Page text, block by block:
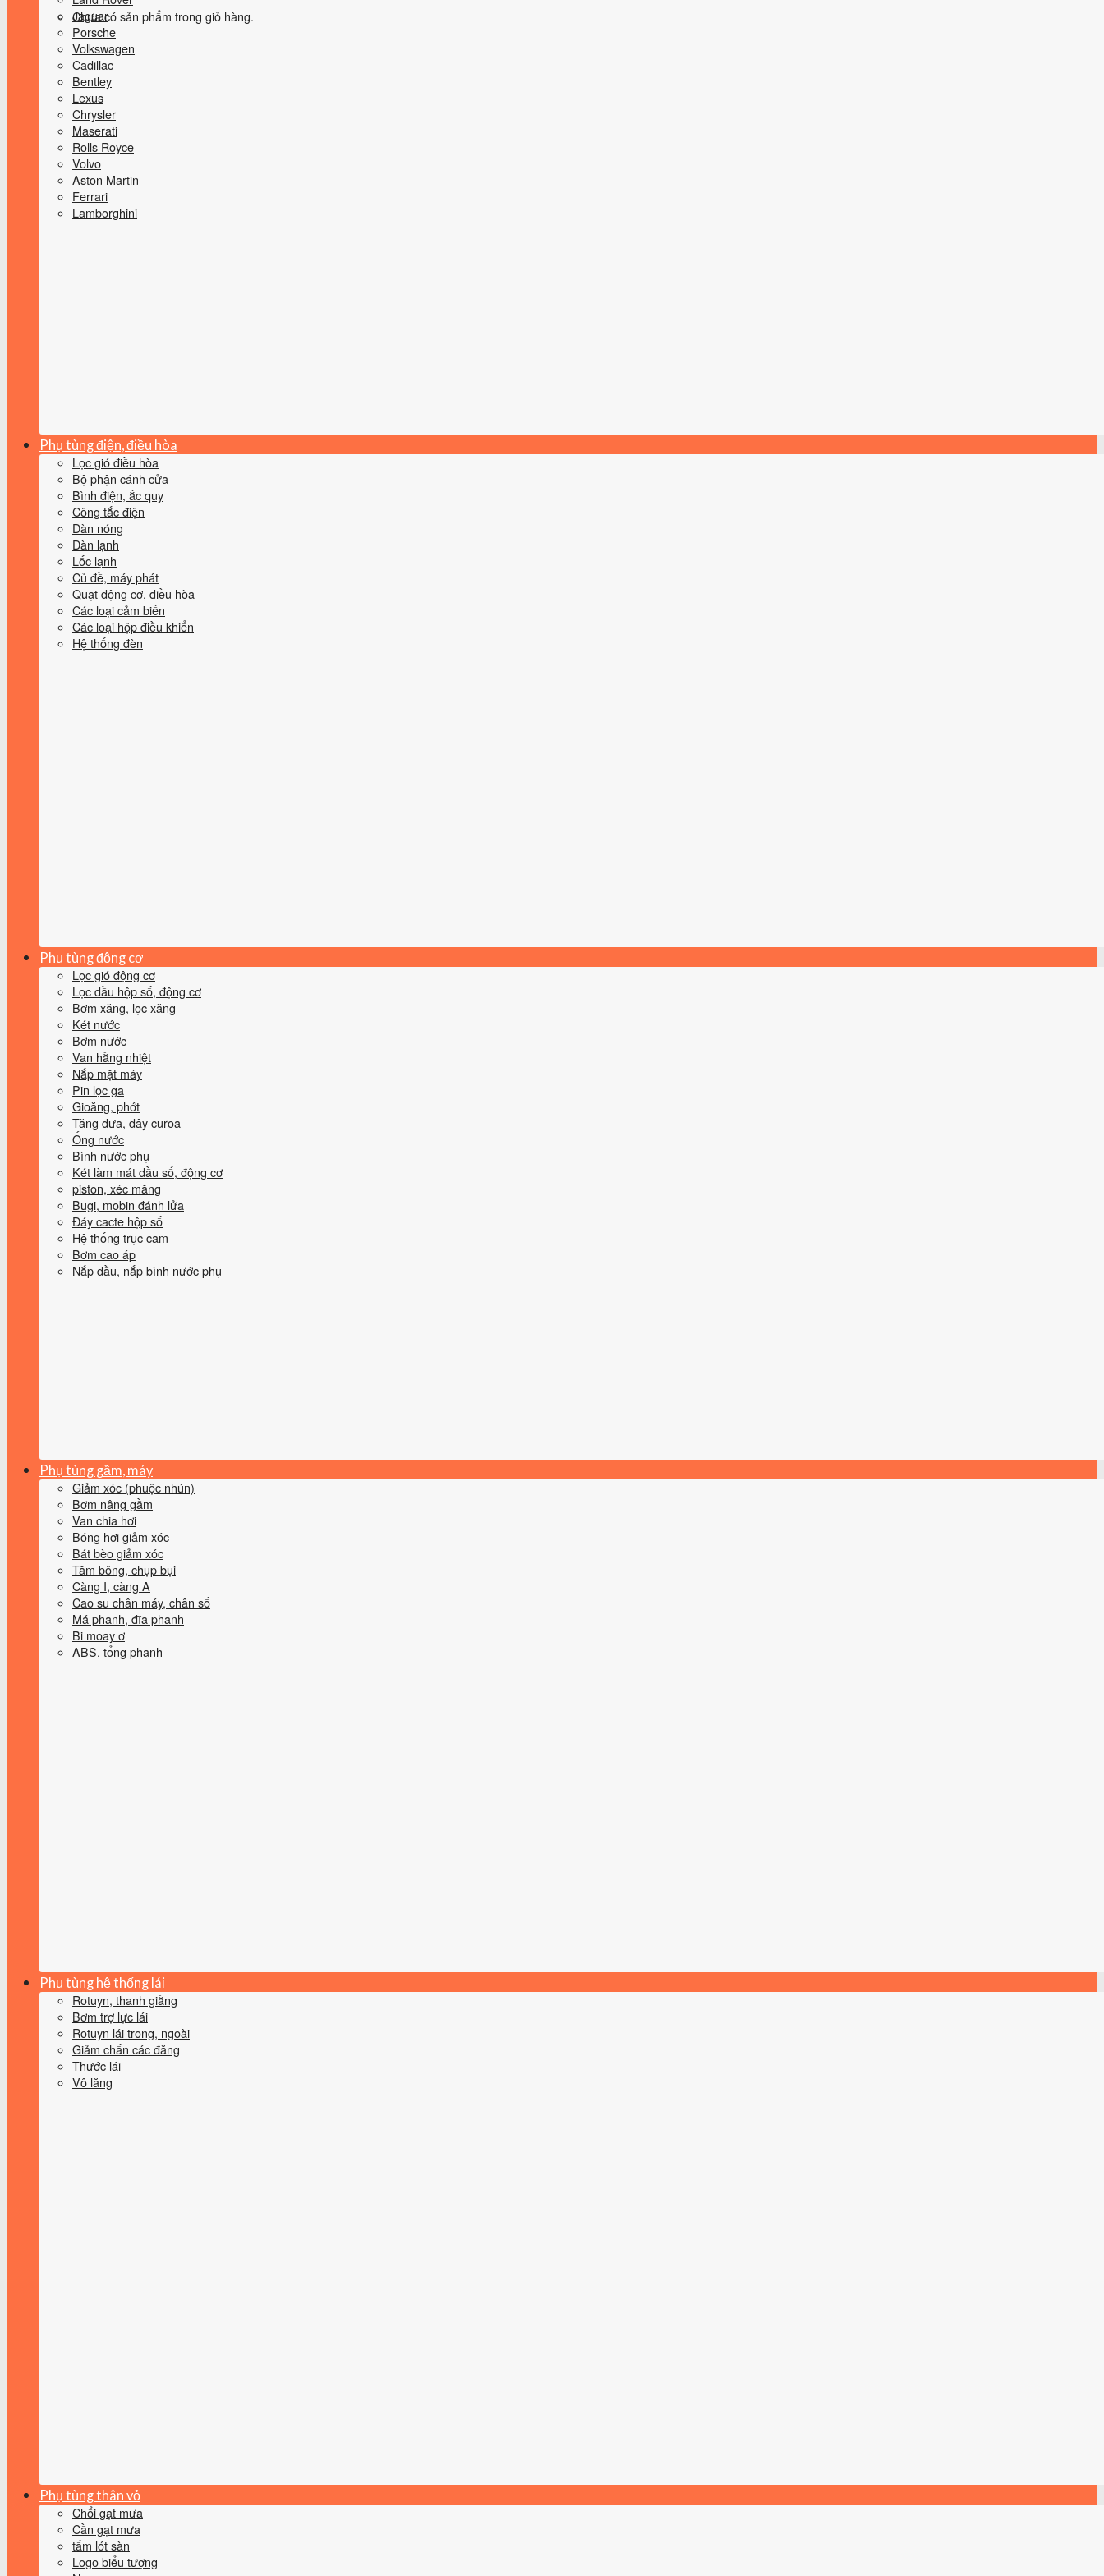
Chưa có sản phẩm trong giỏ hàng.
Jaguar
Porsche
Volkswagen
Cadillac
Bentley
Lexus
Chrysler
Maserati
Rolls Royce
Volvo
Aston Martin
Ferrari
Lamborghini
Phụ tùng điện, điều hòa
Lọc gió điều hòa
Bộ phận cánh cửa
Bình điện, ắc quy
Công tắc điện
Dàn nóng
Dàn lạnh
Lốc lạnh
Củ đề, máy phát
Quạt động cơ, điều hòa
Các loại cảm biến
Các loại hộp điều khiển
Hệ thống đèn
Phụ tùng động cơ
Lọc gió động cơ
Lọc dầu hộp số, động cơ
Bơm xăng, lọc xăng
Két nước
Bơm nước
Van hằng nhiệt
Nắp mặt máy
Pin lọc ga
Gioăng, phớt
Tăng đưa, dây curoa
Ống nước
Bình nước phụ
Két làm mát dầu số, động cơ
piston, xéc măng
Bugi, mobin đánh lửa
Đáy cacte hộp số
Hệ thống trục cam
Bơm cao áp
Nắp dầu, nắp bình nước phụ
Phụ tùng gầm, máy
Giảm xóc (phuộc nhún)
Bơm nâng gầm
Van chia hơi
Bóng hơi giảm xóc
Bát bèo giảm xóc
Tăm bông, chụp bụi
Càng I, càng A
Cao su chân máy, chân số
Má phanh, đĩa phanh
Bi moay ơ
ABS, tổng phanh
Phụ tùng hệ thống lái
Rotuyn, thanh giằng
Bơm trợ lực lái
Rotuyn lái trong, ngoài
Giảm chấn các đăng
Thước lái
Vô lăng
Phụ tùng thân vỏ
Chổi gạt mưa
Cần gạt mưa
tấm lót sàn
Logo biểu tượng